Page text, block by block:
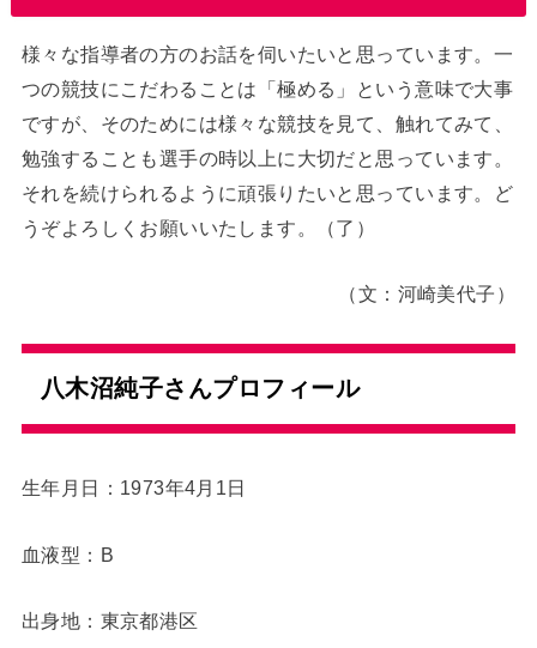
様々な指導者の方のお話を伺いたいと思っています。一
つの競技にこだわることは「極める」という意味で大事
ですが、そのためには様々な競技を見て、触れてみて、
勉強することも選手の時以上に大切だと思っています。
それを続けられるように頑張りたいと思っています。ど
うぞよろしくお願いいたします。（了）
（文：河崎美代子）
八木沼純子さんプロフィール
生年月日：1973年4月1日
血液型：B
出身地：東京都港区